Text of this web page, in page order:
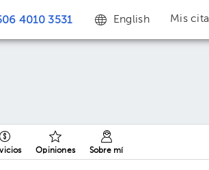
4010 3531 English Mis
Opiniones Sobre mí